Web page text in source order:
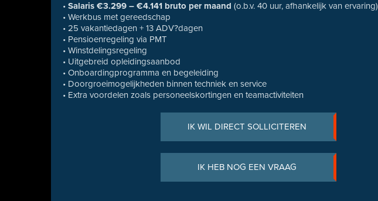
•Salaris €3.299 – €4.141 bruto per maand (o.b.v. 40 uur, afhankelijk van ervaring)
• Werkbus met gereedschap
• 25 vakantiedagen + 13 ADV?dagen
• Pensioenregeling via PMT
• Winstdelingsregeling
• Uitgebreid opleidingsaanbod
• Onboardingprogramma en begeleiding
• Doorgroeimogelijkheden binnen techniek en service
• Extra voordelen zoals personeelskortingen en teamactiviteiten
IK WIL DIRECT SOLLICITEREN
IK HEB NOG EEN VRAAG